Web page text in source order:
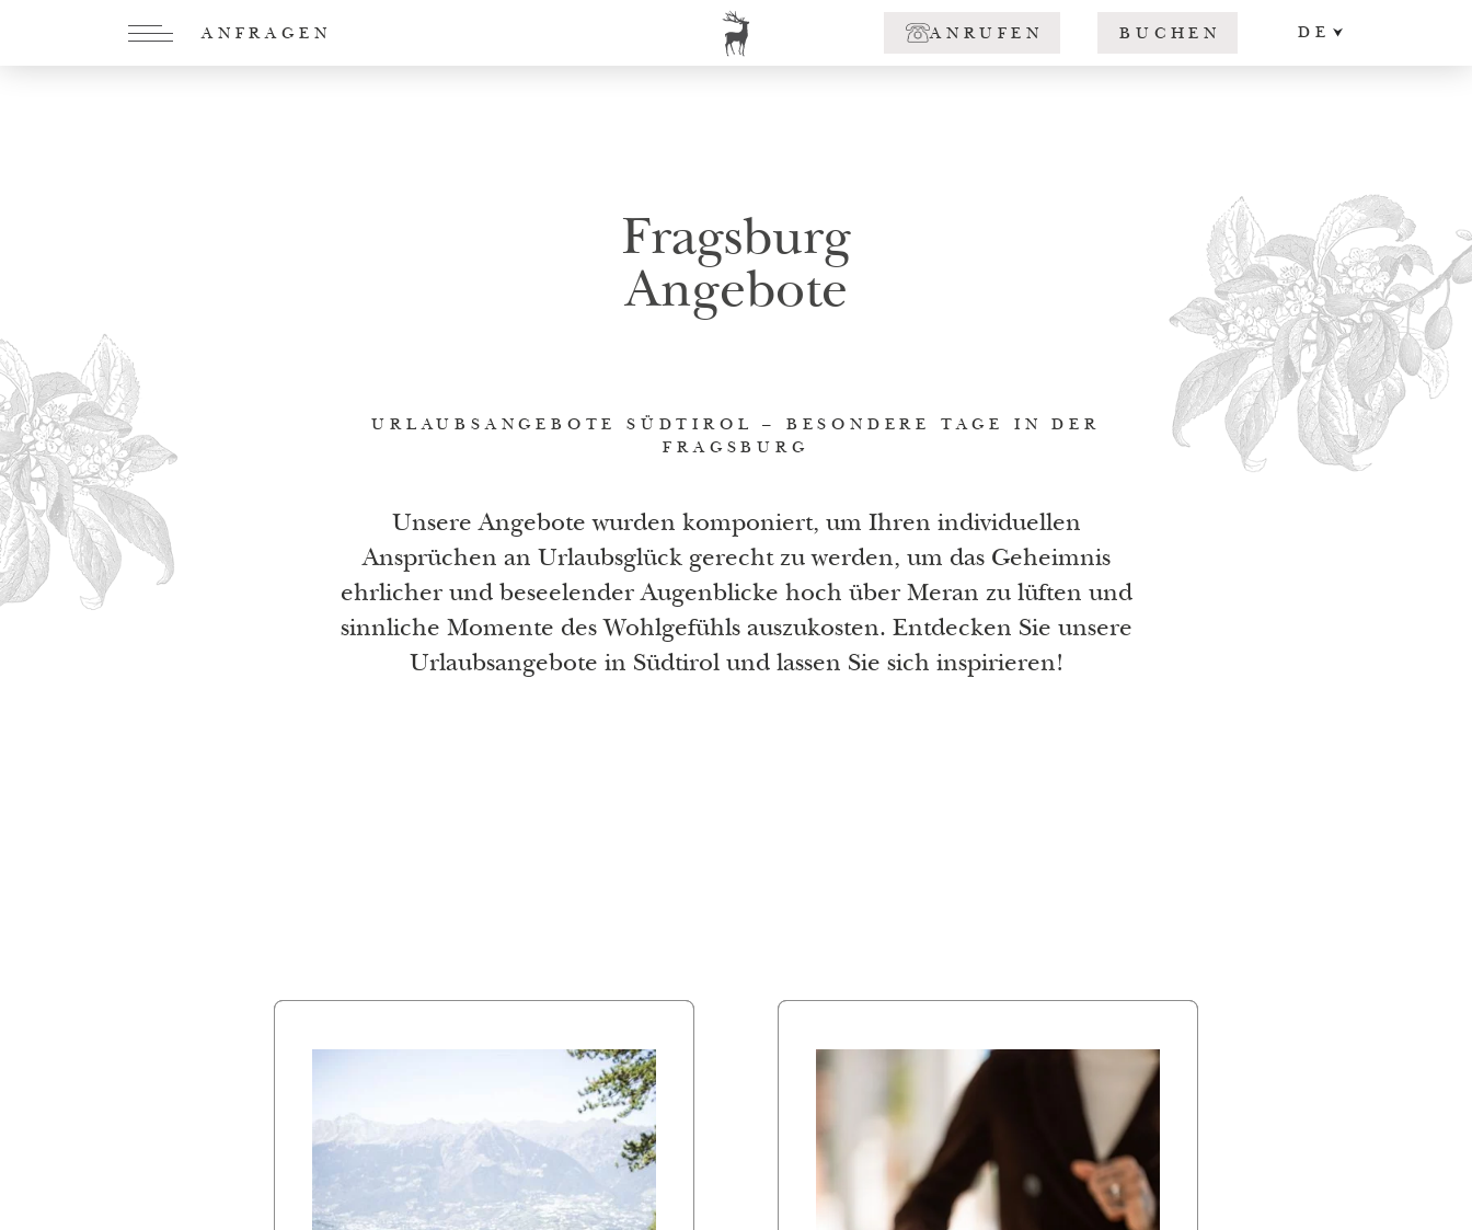
ANFRAGEN ANRUFEN BUCHEN DE
Fragsburg
Angebote
URLAUBSANGEBOTE SÜDTIROL – BESONDERE TAGE IN DER
FRAGSBURG
Unsere Angebote wurden komponiert, um Ihren individuellen
Ansprüchen an Urlaubsglück gerecht zu werden, um das Geheimnis
ehrlicher und beseelender Augenblicke hoch über Meran zu lüften und
sinnliche Momente des Wohlgefühls auszukosten. Entdecken Sie unsere
Urlaubsangebote in Südtirol und lassen Sie sich inspirieren!